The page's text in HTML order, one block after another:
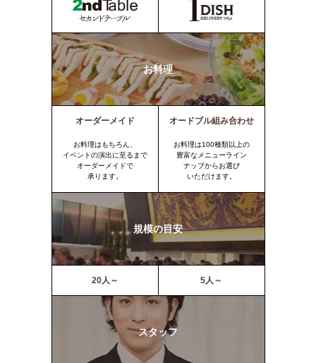
お料理
オーダーメイド
お料理はもちろん、
イベントの演出に至るまで
オーダーメイドで
承ります。
オードブル組み合わせ
お料理は100種類以上の
豊富なメニューライン
ナップからお選び
いただけます。
規模の目安
20人～ 5人～
スタッフ